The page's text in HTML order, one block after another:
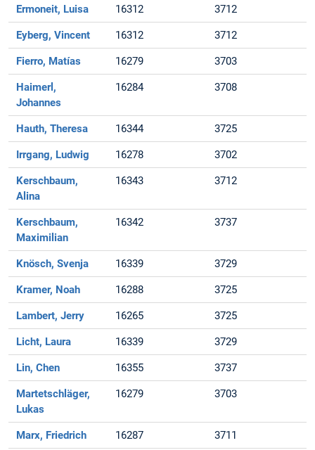
Ermoneit, Luisa 16312 3712
Eyberg, Vincent 16312 3712
Fierro, Matías 16279 3703
Haimerl,
Johannes
16284 3708
Hauth, Theresa 16344 3725
Irrgang, Ludwig 16278 3702
Kerschbaum,
Alina
16343 3712
Kerschbaum,
Maximilian
16342 3737
Knösch, Svenja 16339 3729
Kramer, Noah 16288 3725
Lambert, Jerry 16265 3725
Licht, Laura 16339 3729
Lin, Chen 16355 3737
Martetschläger,
Lukas
16279 3703
Marx, Friedrich 16287 3711